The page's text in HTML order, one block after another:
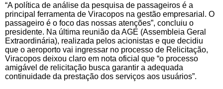
“A política de análise da pesquisa de passageiros é a
principal ferramenta de Viracopos na gestão empresarial. O
passageiro é o foco das nossas atenções”, concluiu o
presidente. Na última reunião da AGE (Assembleia Geral
Extraordinária), realizada pelos acionistas e que decidiu
que o aeroporto vai ingressar no processo de Relicitação,
Viracopos deixou claro em nota oficial que “o processo
amigável de relicitação busca garantir a adequada
continuidade da prestação dos serviços aos usuários”.